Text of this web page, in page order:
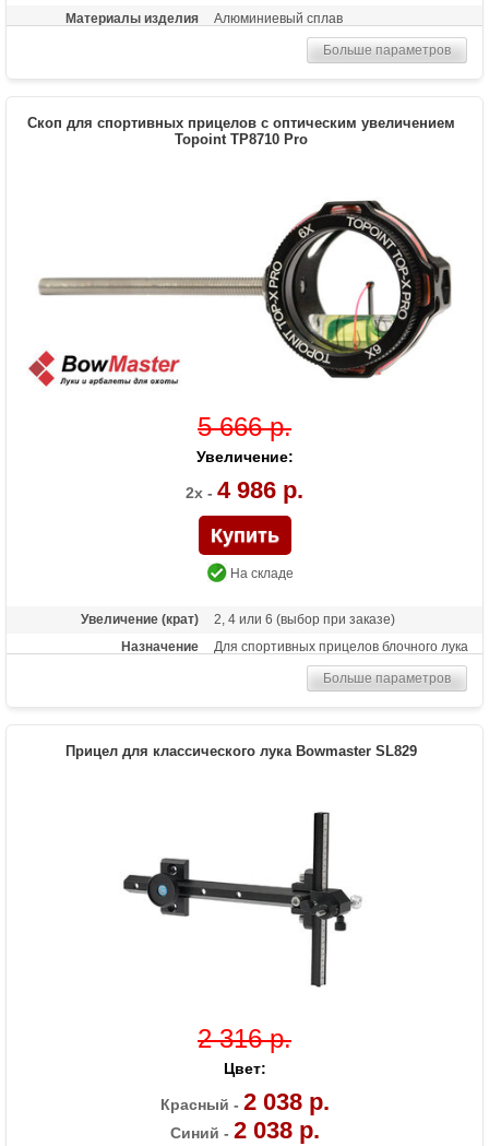
Материалы изделия
Алюминиевый сплав
Спортивный прицел высокого уровня для
Больше параметров
Скоп для спортивных прицелов с оптическим увеличением
Topoint TP8710 Pro
5 666 р.
Увеличение:
2x - 4 986 р.
На складе
Увеличение (крат)
2, 4 или 6 (выбор при заказе)
Назначение
Для спортивных прицелов блочного лука
Больше параметров
Прицел для классического лука Bowmaster SL829
2 316 р.
Цвет:
Красный - 2 038 р.
Синий - 2 038 р.